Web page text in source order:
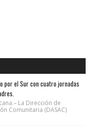
por el Sur con cuatro jornadas
La Dirección de
Comunitaria (DASAC)